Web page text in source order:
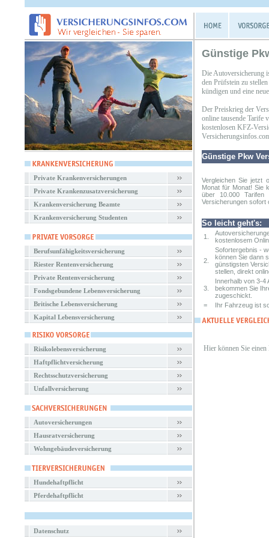
Private Krankenversicherungen
Private Krankenzusatzversicherung
Krankenversicherung Beamte
Krankenversicherung Studenten
Berufsunfähigkeitsversicherung
Riester Rentenversicherung
Private Rentenversicherung
Fondsgebundene Lebensversicherung
Britische Lebensversicherung
Kapital Lebensversicherung
Risikolebensversicherung
Haftpflichtversicherung
Rechtsschutzversicherung
Unfallversicherung
Autoversicherungen
Hausratversicherung
Wohngebäudeversicherung
Hundehaftpflicht
Pferdehaftpflicht
Datenschutz
Günstige
Die Autoversicherung
den Prüfstein zu
kündigen und eine
Der Preiskrieg der
online tausende Tarife
kostenlosen KFZ-
Günstige Pkw
Vergleichen Sie jetzt
Monat für Monat! Sie
über 10.000
Versicherungen sofort
So leicht geht's:
1.
kostenlosem
2.
Sofortergebnis -
können Sie dann
günstigsten
stellen, direkt
3.
Innerhalb von 3-4
bekommen Sie
zugeschickt.
=
Ihr Fahrzeug ist
Hier können Sie